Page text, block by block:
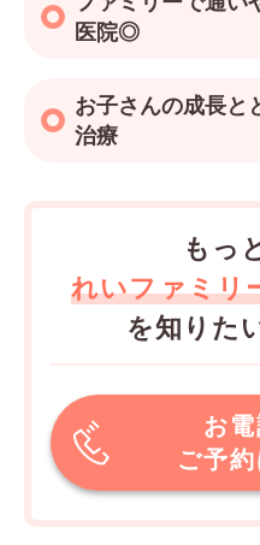
医院◎
お子さんの成長と
治療
もっ
れいファミリ
を知りた
お
ご予